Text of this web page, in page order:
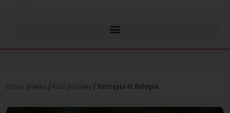
Strona główna / Róże parkowe / Variegata di Bologna